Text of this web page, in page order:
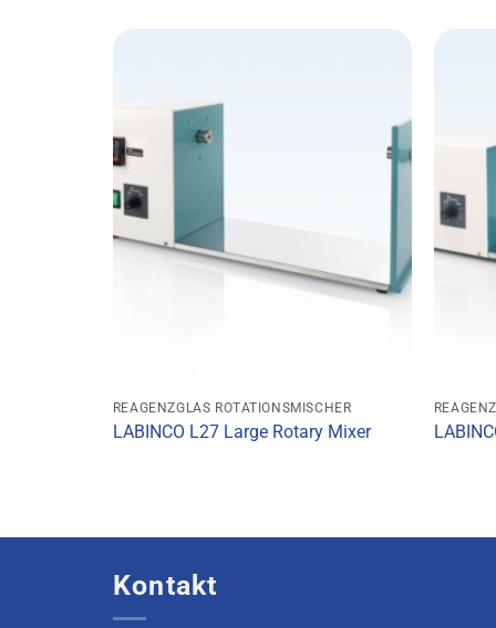
REAGENZGLAS ROTATIONSMISCHER
LABINCO L27 Large Rotary Mixer
Kontakt